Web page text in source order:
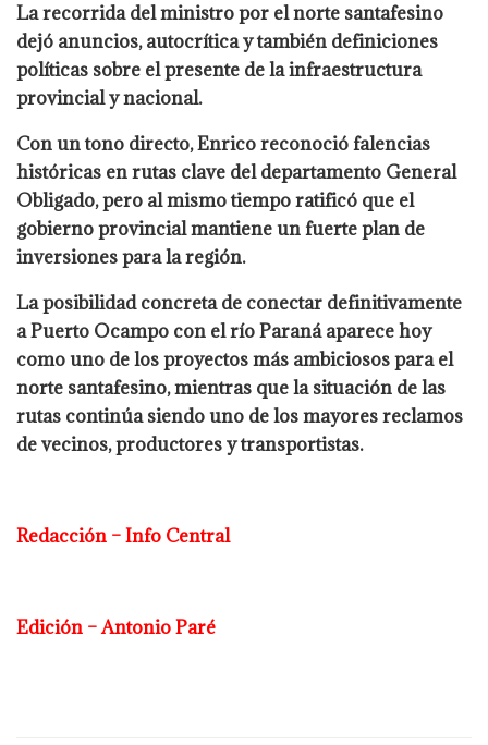
La recorrida del ministro por el norte santafesino
dejó anuncios, autocrítica y también definiciones
políticas sobre el presente de la infraestructura
provincial y nacional.
Con un tono directo, Enrico reconoció falencias
históricas en rutas clave del departamento General
Obligado, pero al mismo tiempo ratificó que el
gobierno provincial mantiene un fuerte plan de
inversiones para la región.
La posibilidad concreta de conectar definitivamente
a Puerto Ocampo con el río Paraná aparece hoy
como uno de los proyectos más ambiciosos para el
norte santafesino, mientras que la situación de las
rutas continúa siendo uno de los mayores reclamos
de vecinos, productores y transportistas.
Redacción – Info Central
Edición – Antonio Paré